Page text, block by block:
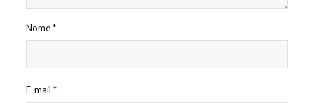
Nome*
E-mail *